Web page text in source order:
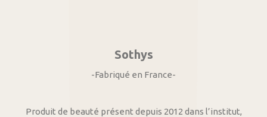
Sothys
-Fabriqué en France-
Produit de beauté présent depuis 2012 dans l’institut,